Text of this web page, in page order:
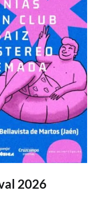
2026